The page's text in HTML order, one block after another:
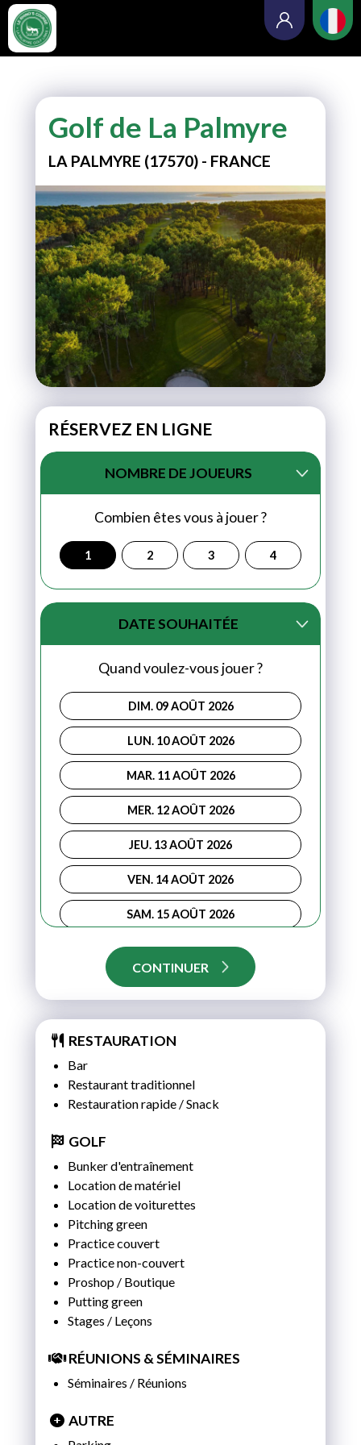
Golf de La Palmyre
LA PALMYRE (17570) - FRANCE
RÉSERVEZ EN LIGNE
NOMBRE DE JOUEURS
Combien êtes vous à jouer ?
1 2 3 4
DATE SOUHAITÉE
Quand voulez-vous jouer ?
DIM. 09 AOÛT 2026
LUN. 10 AOÛT 2026
MAR. 11 AOÛT 2026
MER. 12 AOÛT 2026
JEU. 13 AOÛT 2026
VEN. 14 AOÛT 2026
SAM. 15 AOÛT 2026
DIM. 16 AOÛT 2026
MAR. 18 AOÛT 2026
JEU. 20 AOÛT 2026
DIM. 23 AOÛT 2026
CONTINUER
RESTAURATION
Bar
Restaurant traditionnel
Restauration rapide / Snack
GOLF
Bunker d'entraînement
Location de matériel
Location de voiturettes
Pitching green
Practice couvert
Practice non-couvert
Proshop / Boutique
Putting green
Stages / Leçons
RÉUNIONS & SÉMINAIRES
Séminaires / Réunions
AUTRE